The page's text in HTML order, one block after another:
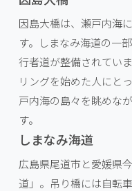
因島大橋は、瀬戸内海
す。しまなみ海道の一
行者道が整備されてい
リングを始めた人にと
戸内海の島々を眺めな
す。
しまなみ海道
広島県尾道市と愛媛県
道」。吊り橋には自転